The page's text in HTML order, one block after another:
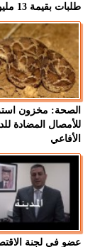
طلبات بقيمة 13 مليون دينار
الصحة: مخزون
للأمصال المضادة
الأفاعي
عضو في لجنة